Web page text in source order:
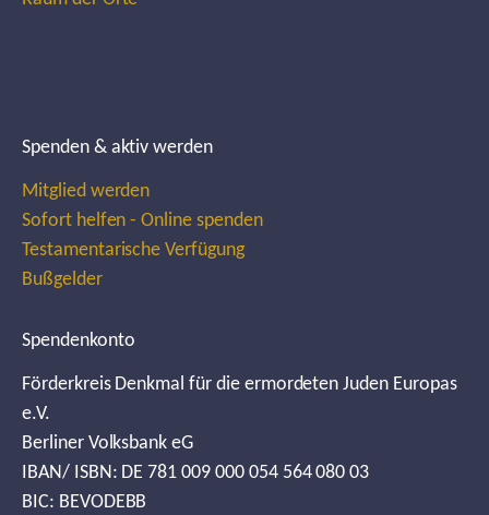
Spenden & aktiv werden
Mitglied werden
Sofort helfen - Online spenden
Testamentarische Verfügung
Bußgelder
Spendenkonto
Förderkreis Denkmal für die ermordeten Juden Europas
e.V.
Berliner Volksbank eG
IBAN/ ISBN: DE 781 009 000 054 564 080 03
BIC: BEVODEBB